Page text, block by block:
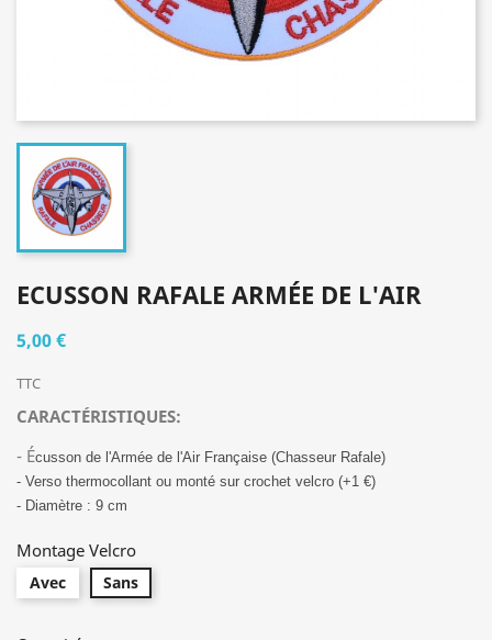
ECUSSON RAFALE ARMÉE DE L'AIR
5,00 €
TTC
CARACTÉRISTIQUES:
- Écusson de l'Armée de l'Air Française (Chasseur Rafale)
- Verso thermocollant ou monté sur crochet velcro (+1 €)
- Diamètre : 9 cm
Montage Velcro
Avec Sans